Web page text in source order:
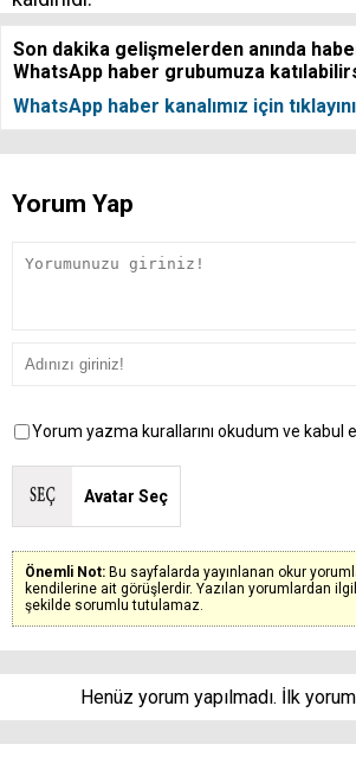
Son dakika gelişmelerden anında
WhatsApp haber grubumuza
WhatsApp haber kanalımız için
Yorum Yap
Yorum yazma kurallarını okudum ve kabul
Avatar Seç
Önemli Not: Bu sayfalarda yayınlanan okur
kendilerine ait görüşlerdir. Yazılan yorumlardan
şekilde sorumlu tutulamaz.
Henüz yorum yapılmadı. İlk